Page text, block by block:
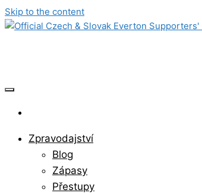
Skip to the content
Zpravodajství
Blog
Zápasy
Přestupy